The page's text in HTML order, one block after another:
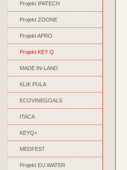
Projekt IPATECH
Projekt ZOONE
Projekt APRO
Projekt KEY Q
MADE IN-LAND
KLIK PULA
ECOVINEGOALS
ITACA
KEYQ+
MEDFEST
Projekt EU.WATER